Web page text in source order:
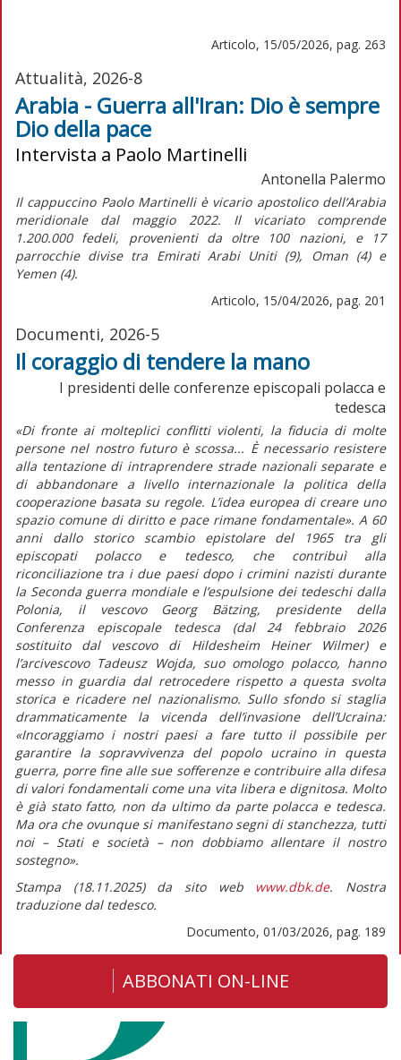
Articolo, 15/05/2026, pag. 263
Attualità, 2026-8
Arabia - Guerra all'Iran: Dio è sempre
Dio della pace
Intervista a Paolo Martinelli
Antonella Palermo
Il cappuccino Paolo Martinelli è vicario apostolico dell’Arabia
meridionale dal maggio 2022. Il vicariato comprende
1.200.000 fedeli, provenienti da oltre 100 nazioni, e 17
parrocchie divise tra Emirati Arabi Uniti (9), Oman (4) e
Yemen (4).
Articolo, 15/04/2026, pag. 201
Documenti, 2026-5
Il coraggio di tendere la mano
I presidenti delle conferenze episcopali polacca e
tedesca
«Di fronte ai molteplici conflitti violenti, la fiducia di molte
persone nel nostro futuro è scossa... È necessario resistere
alla tentazione di intraprendere strade nazionali separate e
di abbandonare a livello internazionale la politica della
cooperazione basata su regole. L’idea europea di creare uno
spazio comune di diritto e pace rimane fondamentale». A 60
anni dallo storico scambio epistolare del 1965 tra gli
episcopati polacco e tedesco, che contribuì alla
riconciliazione tra i due paesi dopo i crimini nazisti durante
la Seconda guerra mondiale e l’espulsione dei tedeschi dalla
Polonia, il vescovo Georg Bätzing, presidente della
Conferenza episcopale tedesca (dal 24 febbraio 2026
sostituito dal vescovo di Hildesheim Heiner Wilmer) e
l’arcivescovo Tadeusz Wojda, suo omologo polacco, hanno
messo in guardia dal retrocedere rispetto a questa svolta
storica e ricadere nel nazionalismo. Sullo sfondo si staglia
drammaticamente la vicenda dell’invasione dell’Ucraina:
«Incoraggiamo i nostri paesi a fare tutto il possibile per
garantire la sopravvivenza del popolo ucraino in questa
guerra, porre fine alle sue sofferenze e contribuire alla difesa
di valori fondamentali come una vita libera e dignitosa. Molto
è già stato fatto, non da ultimo da parte polacca e tedesca.
Ma ora che ovunque si manifestano segni di stanchezza, tutti
noi – Stati e società – non dobbiamo allentare il nostro
sostegno».
Stampa (18.11.2025) da sito web www.dbk.de. Nostra
traduzione dal tedesco.
Documento, 01/03/2026, pag. 189
ABBONATI ON-LINE